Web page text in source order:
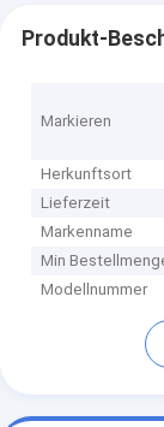
Produkt-
Markieren
Herkunftsort
Lieferzeit
Markenname
Min
Modellnummer